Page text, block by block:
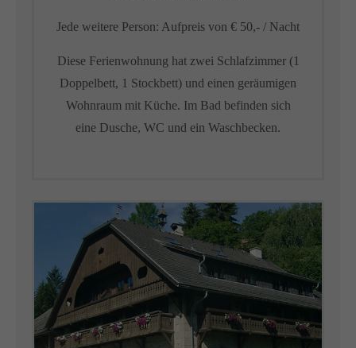
Jede weitere Person: Aufpreis von € 50,- / Nacht
Diese Ferienwohnung hat zwei Schlafzimmer (1
Doppelbett, 1 Stockbett) und einen geräumigen
Wohnraum mit Küche. Im Bad befinden sich
eine Dusche, WC und ein Waschbecken.